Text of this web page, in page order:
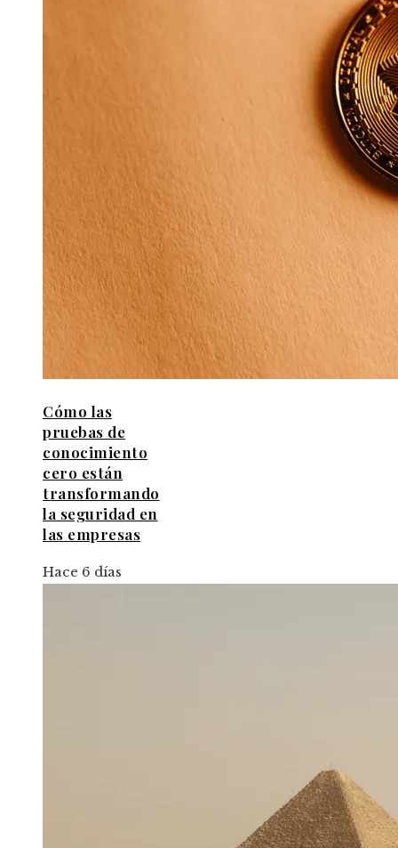
Cómo las
pruebas de
conocimiento
cero están
transformando
la seguridad en
las empresas
Hace 6 días